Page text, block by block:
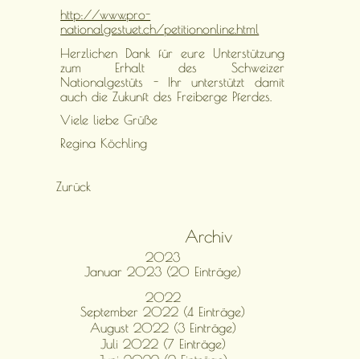
http://www.pro-
nationalgestuet.ch/petitiononline.html
Herzlichen Dank für eure Unterstützung
zum Erhalt des Schweizer
Nationalgestüts - Ihr unterstützt damit
auch die Zukunft des Freiberge Pferdes.
Viele liebe Grüße
Regina Köchling
Zurück
Archiv
2023
Januar 2023 (20 Einträge)
2022
September 2022 (4 Einträge)
August 2022 (3 Einträge)
Juli 2022 (7 Einträge)